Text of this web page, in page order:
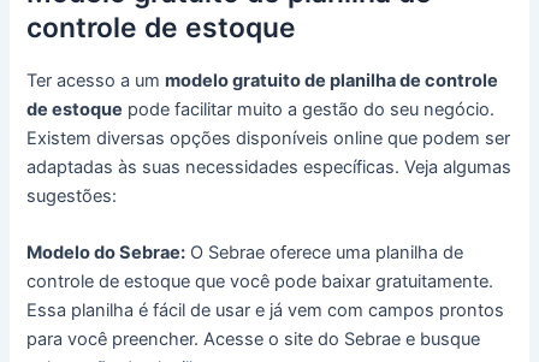
controle de estoque
Ter acesso a ummodelo gratuito de planilha de controle
de estoque pode facilitar muito a gestão do seu negócio.
Existem diversas opções disponíveis online que podem ser
adaptadas às suas necessidades específicas. Veja algumas
sugestões:
Modelo do Sebrae: O Sebrae oferece uma planilha de
controle de estoque que você pode baixar gratuitamente.
Essa planilha é fácil de usar e já vem com campos prontos
para você preencher. Acesse o site do Sebrae e busque